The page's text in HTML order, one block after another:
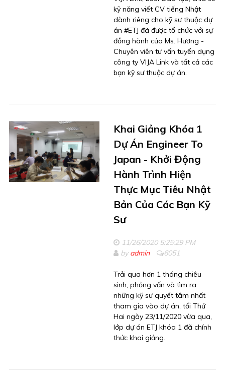
kỹ năng viết CV tiếng Nhật
dành riêng cho kỹ sư thuộc dự
án #ETJ đã được tổ chức với sự
đồng hành của Ms. Hương -
Chuyên viên tư vấn tuyển dụng
công ty VIJA Link và tất cả các
bạn kỹ sư thuộc dự án.
Khai Giảng Khóa 1
Dự Án Engineer To
Japan - Khởi Động
Hành Trình Hiện
Thực Mục Tiêu Nhật
Bản Của Các Bạn Kỹ
Sư
11/26/2020 5:25:29 PM
byadmin 6051
Trải qua hơn 1 tháng chiêu
sinh, phỏng vấn và tìm ra
những kỹ sư quyết tâm nhất
tham gia vào dự án, tối Thứ
Hai ngày 23/11/2020 vừa qua,
lớp dự án ETJ khóa 1 đã chính
thức khai giảng.